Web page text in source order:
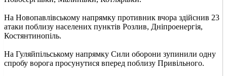
На Новопавлівському напрямку противник вчора здійснив 23
атаки поблизу населених пунктів Розлив, Дніпроенергія,
Костянтинопіль.
На Гуляйпільському напрямку Сили оборони зупинили одну
спробу ворога просунутися вперед поблизу Привільного.